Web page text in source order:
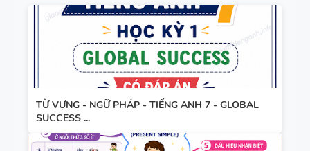
TỪ VỰNG - NGỮ PHÁP - TIẾNG ANH 7 - GLOBAL
SUCCESS ...